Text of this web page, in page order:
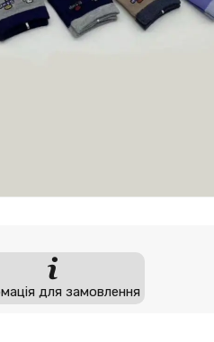
для замовлення